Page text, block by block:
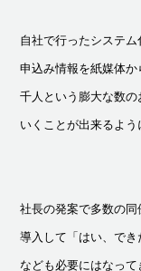
自社で行ったシステ
申込み情報を紙媒体
千人という膨大な数
いくことが出来るよう
社長の発案で多数の同
導入して「はい、で
なども必要にはなっ